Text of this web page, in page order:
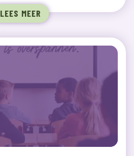
LEES MEER